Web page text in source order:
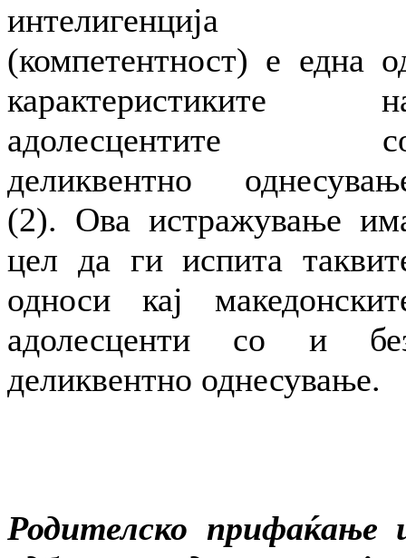
интелигенција
(компетентност) е една
карактеристиките
адолесцентите
деликвентно
(2). Ова истражување
цел да ги испита
односи кај
адолесценти со и
деликвентно однесување.
Родителско прифаќање